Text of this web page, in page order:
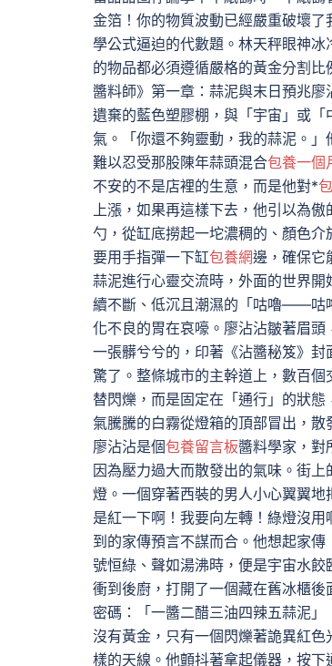
金箔！你的物質波動已經嚴重破壞
學公式逼迫的代數題。林天秤眼神
的物品都必須遵循嚴格的黃金分割
醬料師》第一章：蒜泥與末日預兆
遺棄的藍色塑膠棚，與「宇宙」或
氣。「你還不夠靈動，我的蒜泥。
難以忍受那股陳年蒜頭混合包養一個
不安的不是店裡的生意，而是他對*
上漲，如果再這樣下去，他引以為
勺，從缸底撈起一坨濃稠的、顏色
要用手指彈一下缸包養網邊，確保它
蒜泥進行心靈交流時，外面的世界
續不斷、低沉且潮濕的「咕嚕——咕
化不良的胃在哀嚎。廖沾沾皺著眉
一張髒兮兮的，印著《沾醬秘笈》
驚了。整條城市的主幹道上，數百
替閃爍，而是固定在「通行」的狀
氣騰騰的白霧從燈箱的頂部冒出，
廖沾沾是個包養留言板醬料學家，對
因為壓力過大而散發出的氣味。街
燈。一個穿著西裝的男人小心翼翼
是紅一下啊！我要向左轉！綠燈沒
到的家傳預言不謀而合。他想起家
號恒綠、聲如湯沸時，便是宇宙水
衝到後廚，打開了一個藏在舊冰櫃
密碼：「一醬二醋三油四辣五蒜泥
沒有黃金，只有一個閃爍著詭異紅
樣的天線。他顫抖著拿起儀器，按